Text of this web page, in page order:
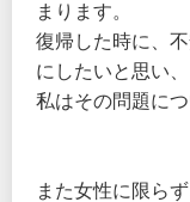
まります。
復帰した時に、
にしたいと思い、
私はその問題に
また女性に限ら